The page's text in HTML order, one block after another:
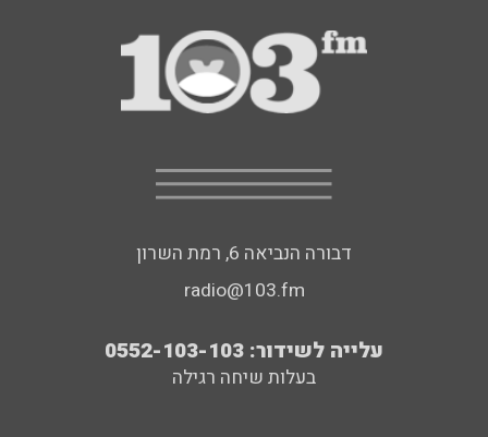
דבורה הנביאה 6, רמת השרון
radio@103.fm
עלייה לשידור: 0552-103-103
בעלות שיחה רגילה